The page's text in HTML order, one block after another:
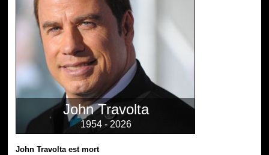
John Travolta
1954 - 2026
John Travolta est mort